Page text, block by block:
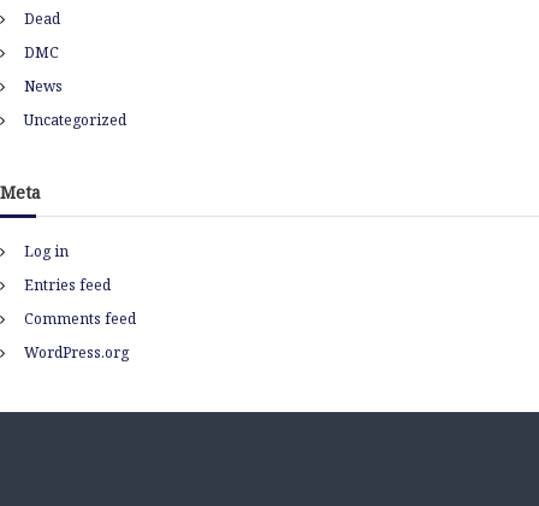
s
Dead
DMC
News
Uncategorized
Meta
Log in
Entries feed
Comments feed
WordPress.org